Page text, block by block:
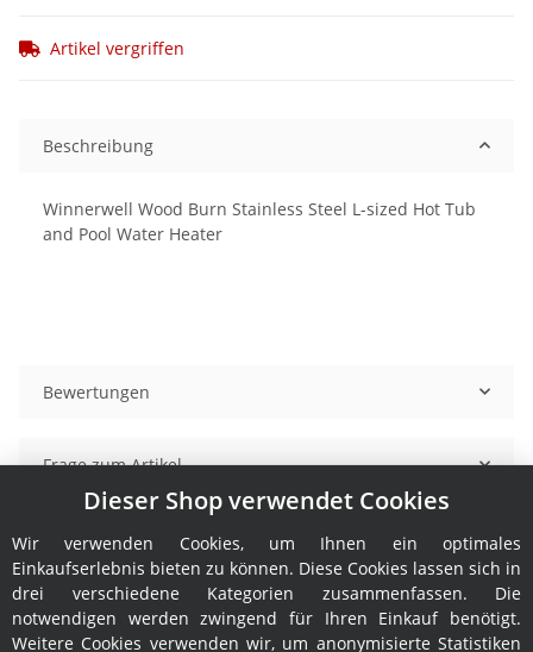
Artikel vergriffen
Beschreibung
Winnerwell Wood Burn Stainless Steel L-sized Hot Tub
and Pool Water Heater
Bewertungen
Frage zum Artikel
Benachrichtigen, wenn verfügbar
Dieser Shop verwendet Cookies
Wir verwenden Cookies, um Ihnen ein optimales
Einkaufserlebnis bieten zu können. Diese Cookies lassen sich in
drei verschiedene Kategorien zusammenfassen. Die
notwendigen werden zwingend für Ihren Einkauf benötigt.
Weitere Cookies verwenden wir, um anonymisierte Statistiken